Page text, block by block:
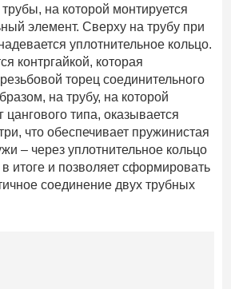
на которой монтируется
элемент. Сверху на трубу при
уплотнительное кольцо.
контргайкой, которая
торец соединительного
на трубу, на которой
цангового типа, оказывается
что обеспечивает пружинистая
– через уплотнительное кольцо
в итоге и позволяет сформировать
соединение двух трубных